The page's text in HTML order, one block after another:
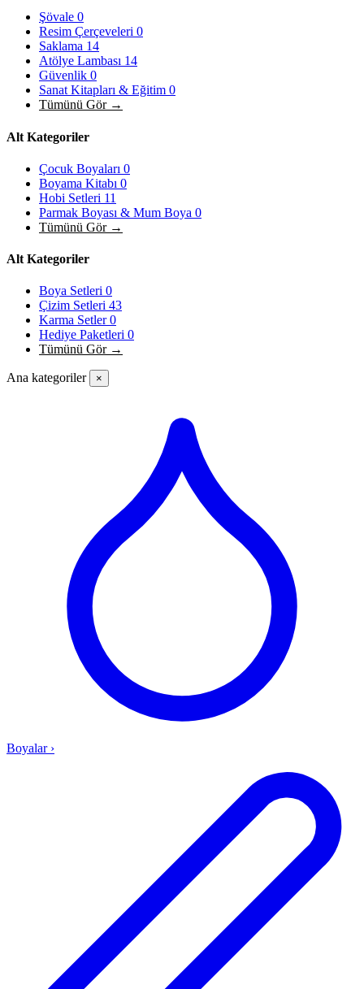
Şövale 0
Resim Çerçeveleri 0
Saklama 14
Atölye Lambası 14
Güvenlik 0
Sanat Kitapları & Eğitim 0
Tümünü Gör →
Alt Kategoriler
Çocuk Boyaları 0
Boyama Kitabı 0
Hobi Setleri 11
Parmak Boyası & Mum Boya 0
Tümünü Gör →
Alt Kategoriler
Boya Setleri 0
Çizim Setleri 43
Karma Setler0
Hediye Paketleri 0
Tümünü Gör →
Ana kategoriler ×
Boyalar ›